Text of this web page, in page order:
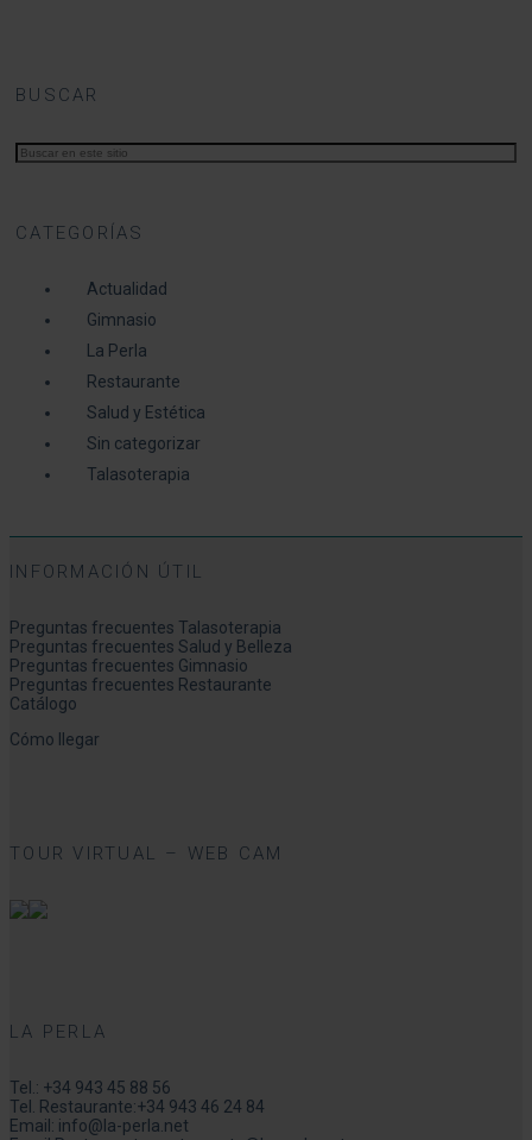
BUSCAR
CATEGORÍAS
Actualidad
Gimnasio
La Perla
Restaurante
Salud y Estética
Sin categorizar
Talasoterapia
INFORMACIÓN ÚTIL
Preguntas frecuentes Talasoterapia
Preguntas frecuentes Salud y Belleza
Preguntas frecuentes Gimnasio
Preguntas frecuentes Restaurante
Catálogo
Cómo llegar
TOUR VIRTUAL – WEB CAM
LA PERLA
Tel.: +34 943 45 88 56
Tel. Restaurante:+34 943 46 24 84
Email: info@la-perla.net